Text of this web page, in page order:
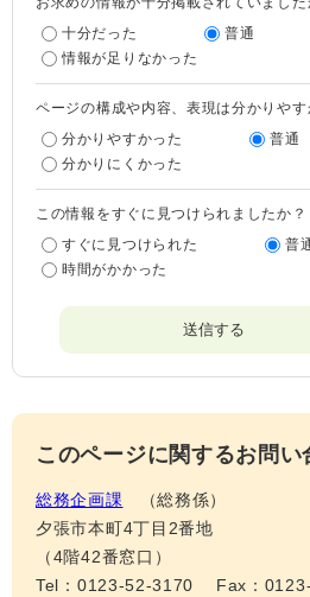
十分だった
普通
情報が足りなかった
ページの構成や内容、表現は分かりやす
分かりやすかった
普通
分かりにくかった
この情報をすぐに見つけられましたか？
すぐに見つけられた
普
時間がかかった
このページに関するお問い
総務企画課
総務係
夕張市本町4丁目2番地
（4階42番窓口）
Tel：0123-52-3170
Fax：